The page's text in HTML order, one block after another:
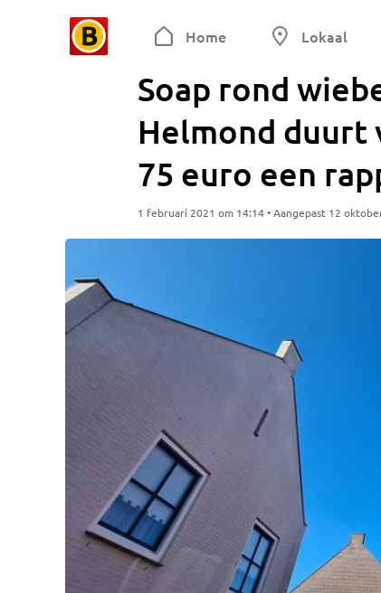
Home Lokaal
Soap rond
Helmond duurt
75 euro een
1 februari 2021 om 14:14 • Aangepast 12